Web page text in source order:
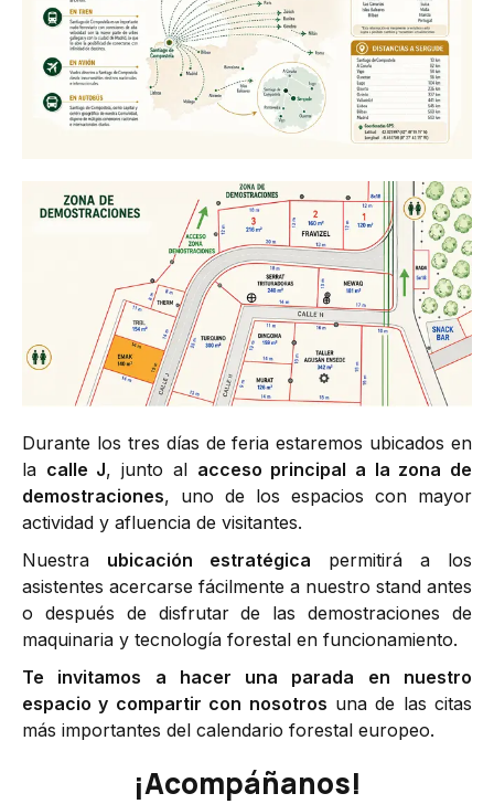
Durante los tres días de feria estaremos ubicados en
la calle J, junto al acceso principal a la zona de
demostraciones, uno de los espacios con mayor
actividad y afluencia de visitantes.
Nuestra ubicación estratégica permitirá a los
asistentes acercarse fácilmente a nuestro stand antes
o después de disfrutar de las demostraciones de
maquinaria y tecnología forestal en funcionamiento.
Te invitamos a hacer una parada en nuestro
espacio y compartir con nosotros una de las citas
más importantes del calendario forestal europeo.
¡Acompáñanos!